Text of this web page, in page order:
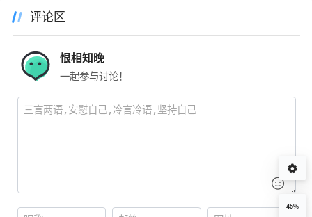
评论区
恨相知晚
一起参与讨论！
45%